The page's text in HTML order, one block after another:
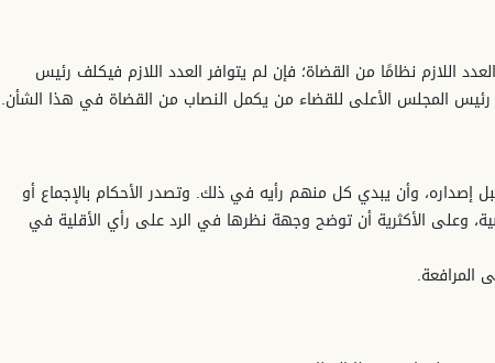
اللازم نظامًا من القضاة؛ فإن لم يتوافر العدد اللازم فيكلف رئيس
المجلس الأعلى للقضاء من يكمل النصاب من القضاة في هذا الشأن.
إصداره، وأن يبدي كل منهم رأيه في ذلك. وتصدر الأحكام بالإجماع أو
وعلى الأكثرية أن توضح وجهة نظرها في الرد على رأي الأقلية في
المرافعة.